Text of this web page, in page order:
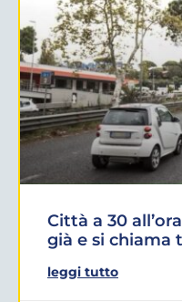
Città a 30
già e si chiama
leggi tutto